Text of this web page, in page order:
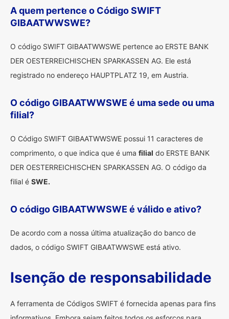
A quem pertence o Código SWIFT
GIBAATWWSWE?
O código SWIFT GIBAATWWSWE pertence ao ERSTE BANK
DER OESTERREICHISCHEN SPARKASSEN AG. Ele está
registrado no endereço HAUPTPLATZ 19, em Austria.
O código GIBAATWWSWE é uma sede ou uma
filial?
O Código SWIFT GIBAATWWSWE possui 11 caracteres de
comprimento, o que indica que é uma filial do ERSTE BANK
DER OESTERREICHISCHEN SPARKASSEN AG. O código da
filial é SWE.
O código GIBAATWWSWE é válido e ativo?
De acordo com a nossa última atualização do banco de
dados, o código SWIFT GIBAATWWSWE está ativo.
Isenção de responsabilidade
A ferramenta de Códigos SWIFT é fornecida apenas para fins